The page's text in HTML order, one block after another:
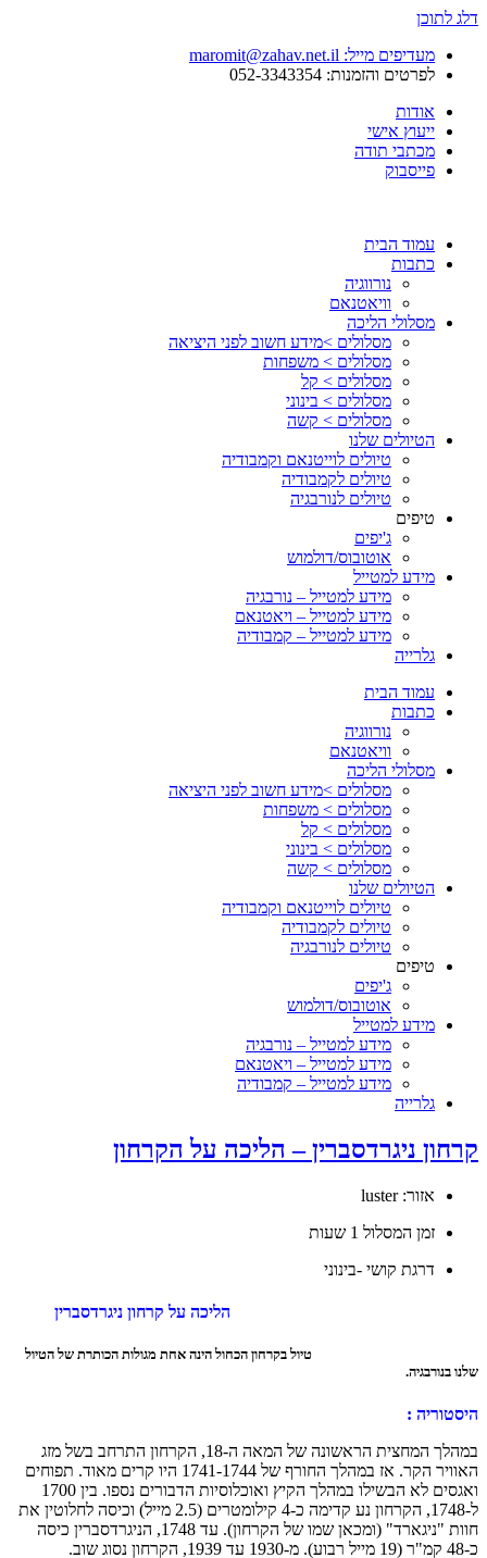
מעדיפים מייל: maromit@zahav.net.il‏
לפרטים והזמנות: 052-3343354
אודות
ייעוץ אישי
מכתבי תודה
פייסבוק
עמוד הבית
כתבות
נורווגיה
וויאטנאם
מסלולי הליכה
מסלולים >מידע חשוב לפני היציאה
מסלולים > משפחות
מסלולים > קל
מסלולים > בינוני
מסלולים > קשה
הטיולים שלנו
טיולים לוייטנאם וקמבודיה
טיולים לקמבודיה
טיולים לנורבגיה
טיפים
ג'יפים
אוטובוס/דולמוש
מידע למטייל
מידע למטייל – נורבגיה
מידע למטייל – ויאטנאם
מידע למטייל – קמבודיה
גלרייה
עמוד הבית
כתבות
נורווגיה
וויאטנאם
מסלולי הליכה
מסלולים >מידע חשוב לפני היציאה
מסלולים > משפחות
מסלולים > קל
מסלולים > בינוני
מסלולים > קשה
הטיולים שלנו
טיולים לוייטנאם וקמבודיה
טיולים לקמבודיה
טיולים לנורבגיה
טיפים
ג'יפים
אוטובוס/דולמוש
מידע למטייל
מידע למטייל – נורבגיה
מידע למטייל – ויאטנאם
מידע למטייל – קמבודיה
גלרייה
ניגרדסברין – הליכה על הקרחון
אזור: luster
זמן המסלול 1 שעות
דרגת קושי -בינוני
הליכה על קרחון ניגרדסברין
בקרחון הכחול הינה אחת מגולות הכותרת של הטיול
:
במהלך המחצית הראשונה של המאה ה-18, הקרחון התרחב בשל מזג
האוויר הקר. אז במהלך החורף של 1741-1744 היו קרים מאוד. תפוחים
ואגסים לא הבשילו במהלך הקיץ ואוכלוסיות הדבורים נספו. בין 1700
ל-1748, הקרחון נע קדימה כ-4 קילומטרים (2.5 מייל) וכיסה לחלוטין את
חוות "ניגארד" (ומכאן שמו של הקרחון). עד 1748, הניגרדסברין כיסה